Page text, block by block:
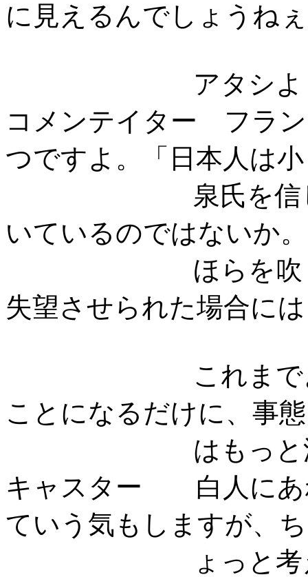
に見えるんでしょうね
アタシよくわ
コメンテイター フラ
つですよ。「日本人は小
泉氏を信じるこ
いているのではないか。
ほらを吹くだけ
失望させられた場合に
これまでより高
ことになるだけに、事態
はもっと深刻
キャスター 白人にあ
ていう気もしますが、ち
ょっと考えちゃ